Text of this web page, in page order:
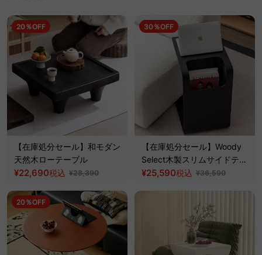
20％OFF
【在庫処分セール】和モダン
天然木ローテーブル
¥22,690税込 ¥28,390
30％OFF
【在庫処分セール】Woody
Select木製スリムサイドテー
ブル
¥25,590税込 ¥36,590
20％OFF